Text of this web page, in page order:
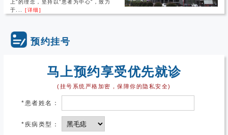
上”的理念，坚持以“患者为中心”，致力
于...[详细]
预约挂号
马上预约享受优先就诊
(挂号系统严格加密，保障你的隐私安全)
*患者姓名：
*疾病类型：